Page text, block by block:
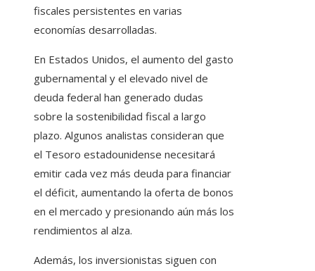
fiscales persistentes en varias
economías desarrolladas.
En Estados Unidos, el aumento del gasto
gubernamental y el elevado nivel de
deuda federal han generado dudas
sobre la sostenibilidad fiscal a largo
plazo. Algunos analistas consideran que
el Tesoro estadounidense necesitará
emitir cada vez más deuda para financiar
el déficit, aumentando la oferta de bonos
en el mercado y presionando aún más los
rendimientos al alza.
Además, los inversionistas siguen con